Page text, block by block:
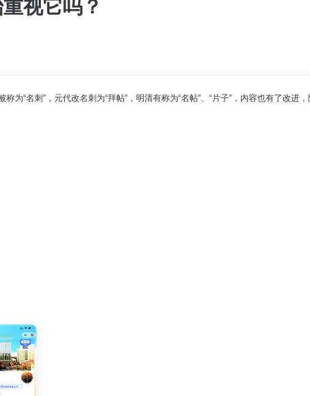
视它吗？
“名刺”，元代改名刺为“拜帖”，明清有称为“名帖”、“片子”，内容也有了改进，